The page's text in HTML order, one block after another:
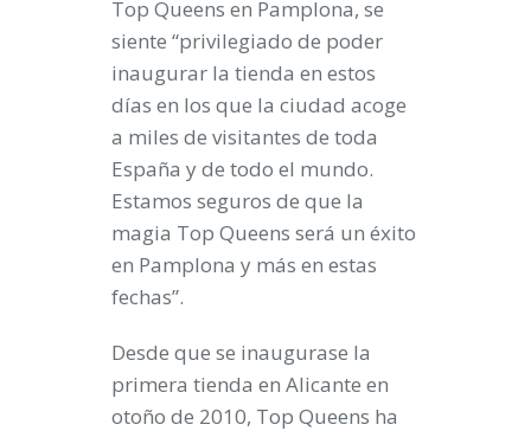
Top Queens en Pamplona, se
siente “privilegiado de poder
inaugurar la tienda en estos
días en los que la ciudad acoge
a miles de visitantes de toda
España y de todo el mundo.
Estamos seguros de que la
magia Top Queens será un éxito
en Pamplona y más en estas
fechas”.
Desde que se inaugurase la
primera tienda en Alicante en
otoño de 2010, Top Queens ha